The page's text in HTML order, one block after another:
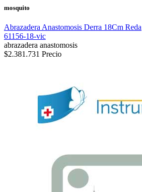
mosquito
Abrazadera Anastomosis Derra 18Cm Reda
61156-18-vic
abrazadera anastomosis
$2.381.731 Precio